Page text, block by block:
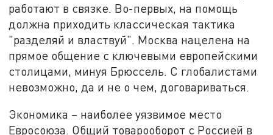
работают в связке. Во-первых, на помощь
должна приходить классическая тактика
"разделяй и властвуй". Москва нацелена на
прямое общение с ключевыми европейскими
столицами, минуя Брюссель. С глобалистами
невозможно, да и не о чем, договариваться.
Экономика – наиболее уязвимое место
Евросоюза. Общий товарооборот с Россией в